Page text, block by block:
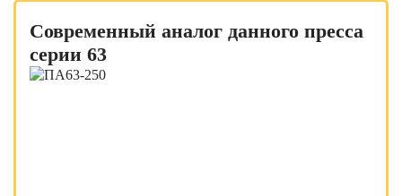
Современный аналог данного пресса
серии 63